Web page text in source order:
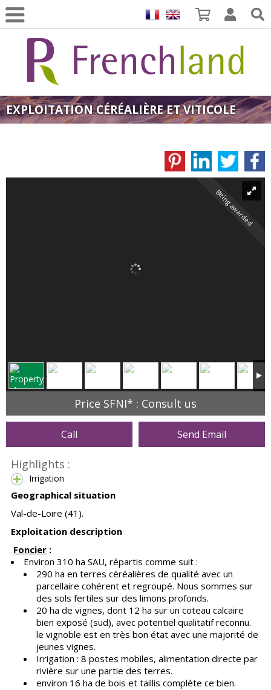
EXPLOITATION CÉRÉALIÈRE ET VITICOLE
Being awarded
Price SFNI* : Consult us
Call Send Email
Highlights :
Irrigation
Geographical situation
Val-de-Loire (41).
Exploitation description
Foncier :
Environ 310 ha SAU, répartis comme suit :
290 ha en terres céréalières de qualité avec un
parcellaire cohérent et regroupé. Nous sommes sur
des sols fertiles sur des limons profonds.
20 ha de vignes, dont 12 ha sur un coteau calcaire
bien exposé (sud), avec potentiel qualitatif reconnu.
le vignoble est en très bon état avec une majorité de
jeunes vignes.
Irrigation : 8 postes mobiles, alimentation directe par
rivière sur une partie des terres.
environ 16 ha de bois et taillis complète ce bien.